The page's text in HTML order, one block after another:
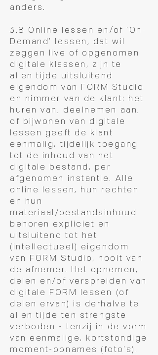
anders.
3.8 Online lessen en/of 'On-
Demand' lessen, dat wil
zeggen live of opgenomen
digitale klassen, zijn te
allen tijde uitsluitend
eigendom van FORM Studio
en nimmer van de klant: het
huren van, deelnemen aan,
of bijwonen van digitale
lessen geeft de klant
eenmalig, tijdelijk toegang
tot de inhoud van het
digitale bestand, per
afgenomen instantie. Alle
online lessen, hun rechten
en hun
materiaal/bestandsinhoud
behoren expliciet en
uitsluitend tot het
(intellectueel) eigendom
van FORM Studio, nooit van
de afnemer. Het opnemen,
delen en/of verspreiden van
digitale FORM lessen (of
delen ervan) is derhalve te
allen tijde ten strengste
verboden - tenzij in de vorm
van eenmalige, kortstondige
moment-opnames (foto's).